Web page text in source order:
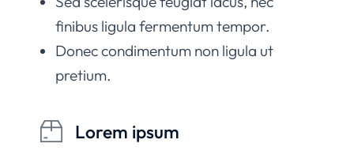
finibus ligula fermentum tempor.
Donec condimentum non ligula ut
pretium.
Lorem ipsum